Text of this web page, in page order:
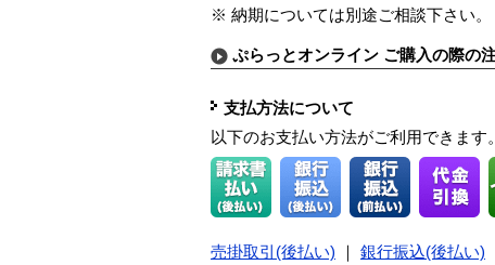
※ 納期については別途ご相談下さい。
ぷらっとオンライン ご購入の際の
支払方法について
以下のお支払い方法がご利用できます。
売掛取引(後払い) 銀行振込(後払い)